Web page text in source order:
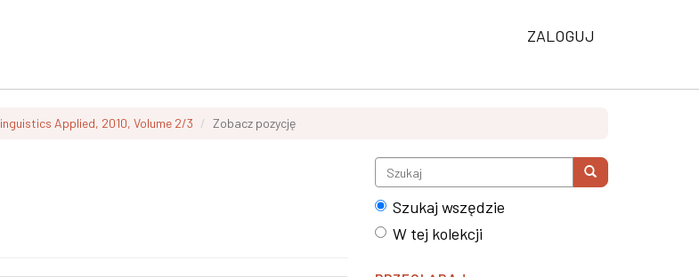
ZALOGUJ
Applied, 2010, Volume 2/3 Zobacz pozycję
Szukaj wszędzie
W tej kolekcji